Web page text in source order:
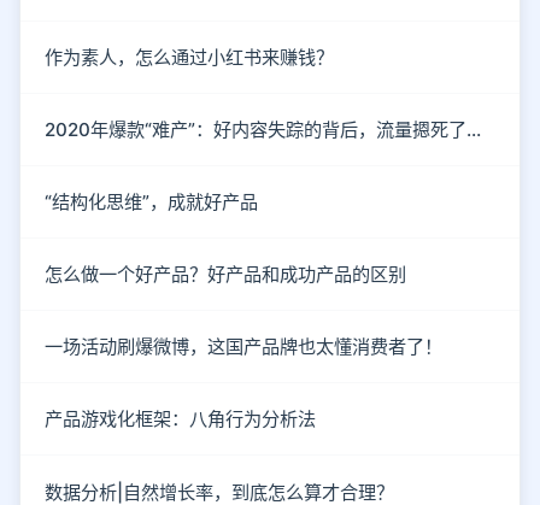
作为素人，怎么通过小红书来赚钱？
2020年爆款“难产”：好内容失踪的背后，流量摁死了内容
“结构化思维”，成就好产品
怎么做一个好产品？好产品和成功产品的区别
一场活动刷爆微博，这国产品牌也太懂消费者了！
产品游戏化框架：八角行为分析法
数据分析|自然增长率，到底怎么算才合理？